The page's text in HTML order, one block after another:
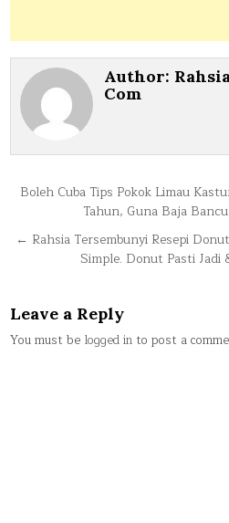
Author:
Com
Post
navigation
Boleh Cuba Tips Pokok Limau
Tahun, Guna Baja
← Rahsia Tersembunyi Resepi
Simple. Donut Pasti Jadi
Leave a Reply
You must be logged in to post a